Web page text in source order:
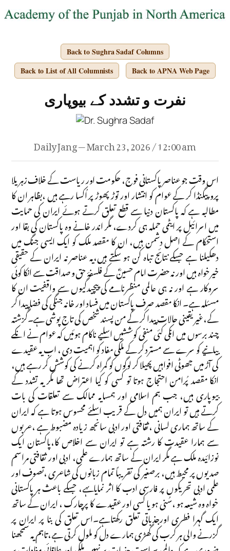
Back to Sughra Sadaf Columns
Back to List of All Columnists
Back to APNA Web Page
نفرت و تشدد کے بیوپاری
Daily Jang — March 23, 2026 / 12:00 am
اس وقت جو عناصر پاکستانی فوج، حکومت اور ریاست کے خلاف زہریلا
پروپیگنڈا کر کے عوام کو انتشار اور توڑ پھوڑ پر اُکسا رہے ہیں ،بظاہر ان کا
مطالبہ ہے کہ پاکستان دنیا سے قطع تعلق کرتے ہوئے ایران کی حمایت
میں اسرائیل پر ایٹمی حملہ ہی کردے، مگر اندر خانے وہ پاکستان کی بقا اور
استحکام کے اصل دشمن ہیں، ان کا مقصد ملک کو ایک ایسی جنگ میں
دھکیلنا ہے جسکے نتائج تباہ کن ہو سکتے ہیں،یہ عناصر نہ ایران کے حقیقی
خیرخواہ ہیں اور نہ حضرت امام حسینؓ کے فلسفۂ حق و صداقت سے انکا کوئی
سروکار ہے اور نہ ہی عالمی منظرنامے کی پیچیدگیوں سے واقفیت ان کا
مسئلہ ہے۔ انکا مقصد صرف پاکستان میں فساد اور خانہ جنگی کی فضا پیدا کر
کے،غیر یقینی حالات پیدا کر کے من پسند شخص کی تاج پوشی ہے۔گزشتہ
چند برسوں میں انکی کئی منفی کوششیں اسلیے ناکام ہوئیں کہ عوام نے انکے
بیانیے کو سرے سے مسترد کر کے ملکی مفاد کو اہمیت دی ، اب یہ عقیدے
کی آڑ میں جھوٹی افواہیں پھیلا کر لوگوں کو گمراہ کرنے کی کوشش کر رہے ہیں،
انکا مقصد پُرامن احتجاج ہوتا تو کسی کو کیا اعتراض تھا مگر یہ تشدد کے
بیوپاری ہیں، جب ہم اسلامی اور ہمسایہ ممالک سے تعلقات کی بات
کرتے ہیں تو ایران ہمیں دل کے قریب اسلئے محسوس ہوتا ہے کہ ایران
کے ساتھ ہماری لسانی ،ثقافتی اور ادبی سانجھ زیادہ مضبوط ہے ،عربوں
سے ہمارا عقیدت کا رشتہ ہے تو ایران سے اخلاص کا،پاکستان ایک
نوزائیدہ ملک ہے مگر ایران کے ساتھ ہمارے علمی، ادبی اور ثقافتی مراسم
صدیوں پر محیط ہیں، برصغیر کی تقریباً تمام زبانوں کی شاعری ،تصوف اور
علمی ادبی تحریکوں پر فارسی ادب کا اثر نمایاںہے، جسکے باعث ہر پاکستانی
خواہ وہ شیعہ ہو ،سُنی ہو یا کسی اور عقیدے کا پرچارک ، ایران کے ساتھ
ایک گہرا فطری اورجذباتی تعلق رکھتاہے۔اس تعلق کی بنا پر ایران پر
گزرنے والی ہر کرب کی گھڑی ہمارے دل کو ملول کرتی ہے،تاہم یہ سمجھنا